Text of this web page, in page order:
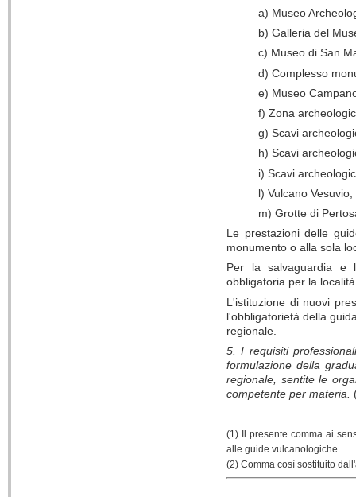
a) Museo
b) Galleria del
c) Museo di San
d) Complesso
e) Museo
f) Zona
g) Scavi
h) Scavi
i) Scavi
l) Vulcano Vesuvio;
m) Grotte di
Le prestazioni delle
monumento o alla sola
Per la salvaguardia e
obbligatoria per la
L'istituzione di nuovi
l'obbligatorietà della
regionale.
5. I requisiti
formulazione della
regionale, sentite le
competente per materia.
(1) Il presente comma ai
alle guide vulcanologiche.
(2) Comma così sostituito